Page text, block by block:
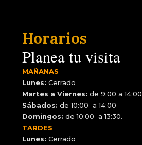
Horarios
Planea tu visita
MAÑANAS
Lunes: Cerrado
Martes a Viernes: de 9:00 a 14:00
Sábados: de 10:00 a 14:00
Domingos: de 10:00 a 13:30.
TARDES
Lunes: Cerrado